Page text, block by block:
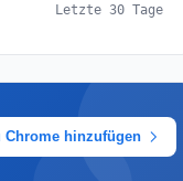
Letzte 30 Tage
Chrome hinzufügen